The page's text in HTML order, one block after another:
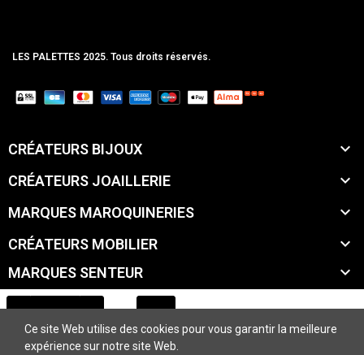
LES PALETTES 2025. Tous droits réservés.
CRÉATEURS BIJOUX 
CRÉATEURS JOAILLERIE 
MARQUES MAROQUINERIES 
CRÉATEURS MOBILIER 
MARQUES SENTEUR 

MARQUES BEAUTÉ 
Ce site Web utilise des cookies pour vous garantir la meilleure
expérience sur notre site Web.